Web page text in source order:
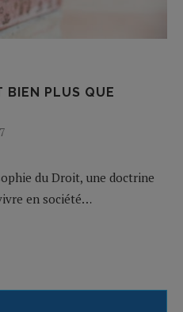
BIEN PLUS QUE
du Droit, une doctrine
en société…